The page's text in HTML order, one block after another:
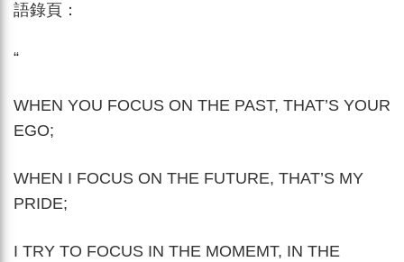
語錄頁：
“
WHEN YOU FOCUS ON THE PAST, THAT’S YOUR
EGO;
WHEN I FOCUS ON THE FUTURE, THAT’S MY
PRIDE;
I TRY TO FOCUS IN THE MOMEMT, IN THE